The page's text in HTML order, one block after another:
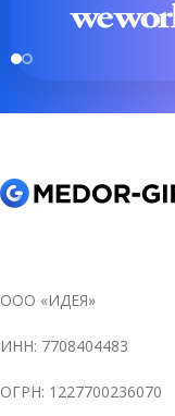
ООО «ИДЕЯ»
ИНН: 7708404483
ОГРН: 1227700236070